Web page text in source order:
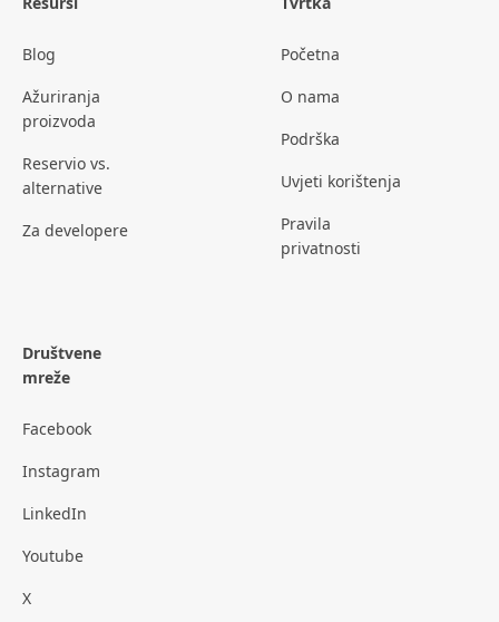
Blog
Ažuriranja
proizvoda
Reservio vs.
alternative
Za developere
Početna
O nama
Podrška
Uvjeti korištenja
Pravila
privatnosti
Društvene
mreže
Facebook
Instagram
LinkedIn
Youtube
X